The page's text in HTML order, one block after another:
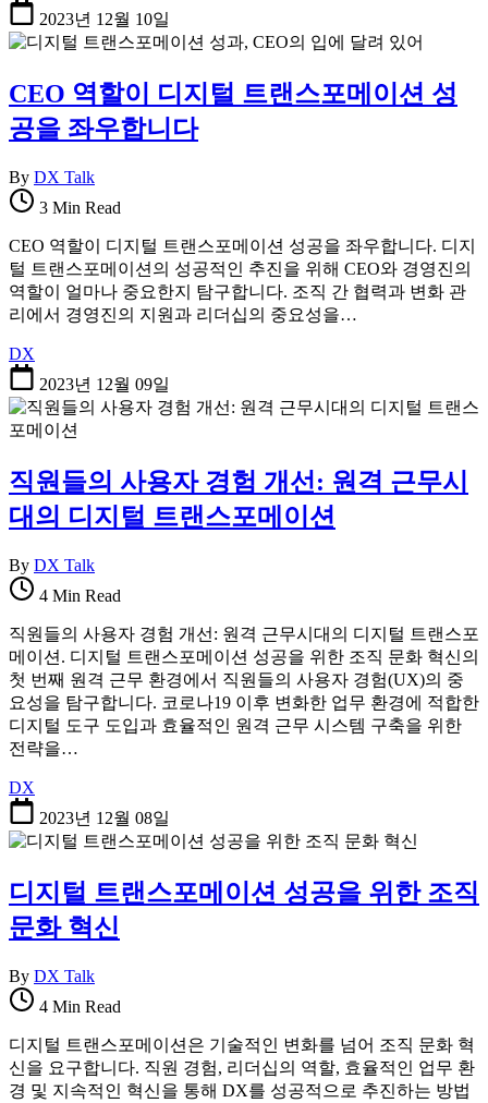
2023년 12월 10일
CEO 역할이 디지털 트랜스포메이션 성
공을 좌우합니다
By DX Talk
3 Min Read
CEO 역할이 디지털 트랜스포메이션 성공을 좌우합니다. 디지
털 트랜스포메이션의 성공적인 추진을 위해 CEO와 경영진의
역할이 얼마나 중요한지 탐구합니다. 조직 간 협력과 변화 관
리에서 경영진의 지원과 리더십의 중요성을…
DX
2023년 12월 09일
직원들의 사용자 경험 개선: 원격 근무시
대의 디지털 트랜스포메이션
By DX Talk
4 Min Read
직원들의 사용자 경험 개선: 원격 근무시대의 디지털 트랜스포
메이션. 디지털 트랜스포메이션 성공을 위한 조직 문화 혁신의
첫 번째 원격 근무 환경에서 직원들의 사용자 경험(UX)의 중
요성을 탐구합니다. 코로나19 이후 변화한 업무 환경에 적합한
디지털 도구 도입과 효율적인 원격 근무 시스템 구축을 위한
전략을…
DX
2023년 12월 08일
디지털 트랜스포메이션 성공을 위한 조직
문화 혁신
By DX Talk
4 Min Read
디지털 트랜스포메이션은 기술적인 변화를 넘어 조직 문화 혁
신을 요구합니다. 직원 경험, 리더십의 역할, 효율적인 업무 환
경 및 지속적인 혁신을 통해 DX를 성공적으로 추진하는 방법